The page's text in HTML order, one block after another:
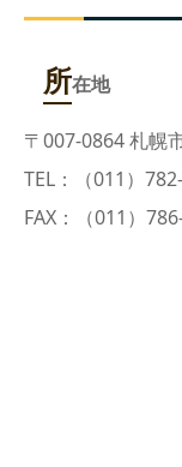
所在地
〒007-0864 札幌
TEL：（011）
FAX：（011）